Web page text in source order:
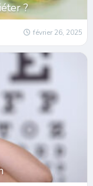
?
février 26, 2025